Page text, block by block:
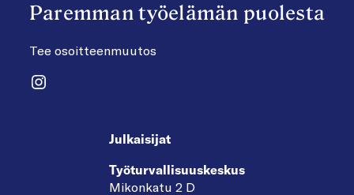
Paremman työelämän puolesta
Tee osoitteenmuutos
Instagram
Julkaisijat
Työturvallisuuskeskus
Mikonkatu 2 D